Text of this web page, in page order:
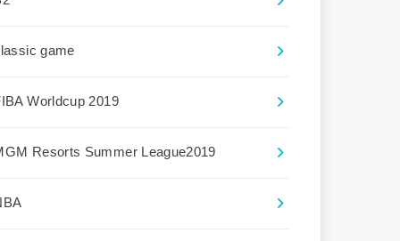
game
Worldcup 2019
Resorts Summer League2019